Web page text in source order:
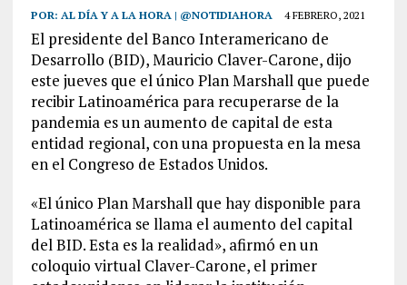
POR: AL DÍA Y A LA HORA | @NOTIDIAHORA 4 FEBRERO, 2021
El presidente del Banco Interamericano de
Desarrollo (BID), Mauricio Claver-Carone, dijo
este jueves que el único Plan Marshall que puede
recibir Latinoamérica para recuperarse de la
pandemia es un aumento de capital de esta
entidad regional, con una propuesta en la mesa
en el Congreso de Estados Unidos.
«El único Plan Marshall que hay disponible para
Latinoamérica se llama el aumento del capital
del BID. Esta es la realidad», afirmó en un
coloquio virtual Claver-Carone, el primer